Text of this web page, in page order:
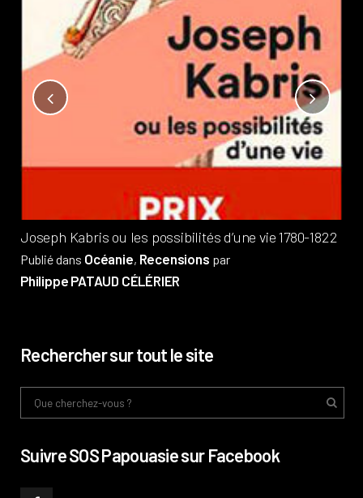
Joseph Kabris ou les possibilités d’une vie 1780-1822
Publié dans Océanie, Recensions par
Philippe PATAUD CÉLÉRIER
Rechercher sur tout le site
Suivre SOS Papouasie sur Facebook